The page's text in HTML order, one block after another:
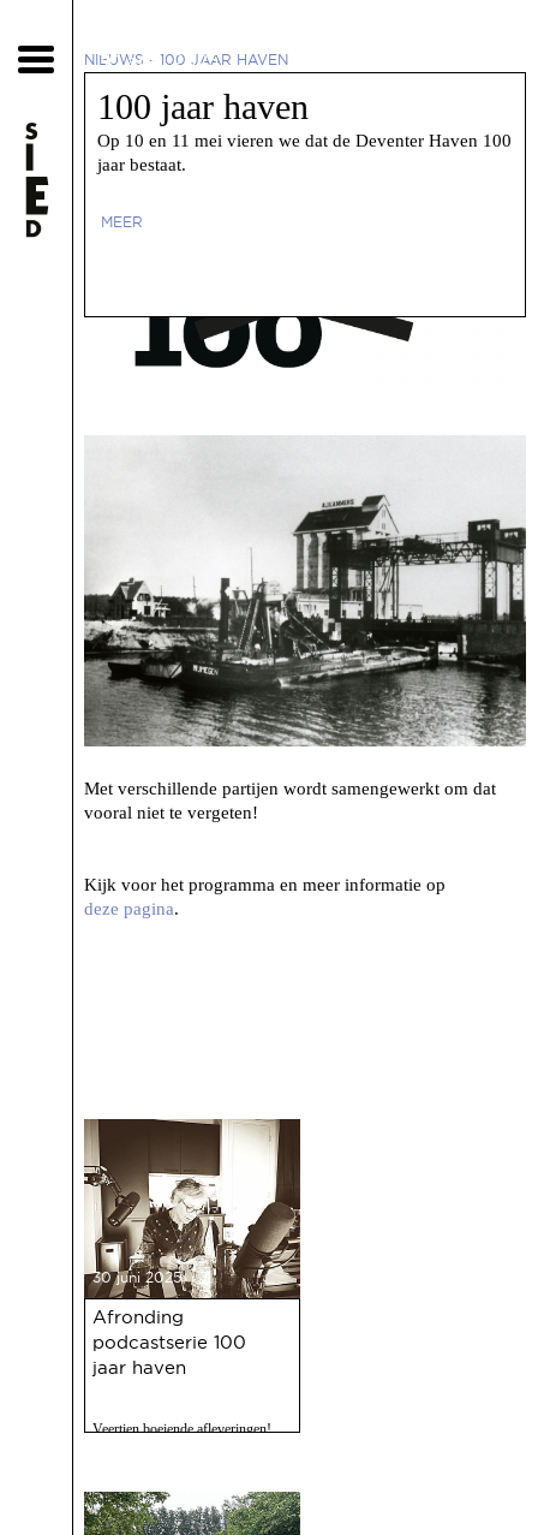
NIEUWS - 100 JAAR HAVEN
30 april 2025
100 jaar haven
Op 10 en 11 mei vieren we dat de Deventer Haven 100
jaar bestaat.
MEER
Met verschillende partijen wordt samengewerkt om dat
vooral niet te vergeten!
Kijk voor het programma en meer informatie op
deze pagina.
30 juni 2025
Afronding
podcastserie 100
jaar haven
Veertien boeiende afleveringen!